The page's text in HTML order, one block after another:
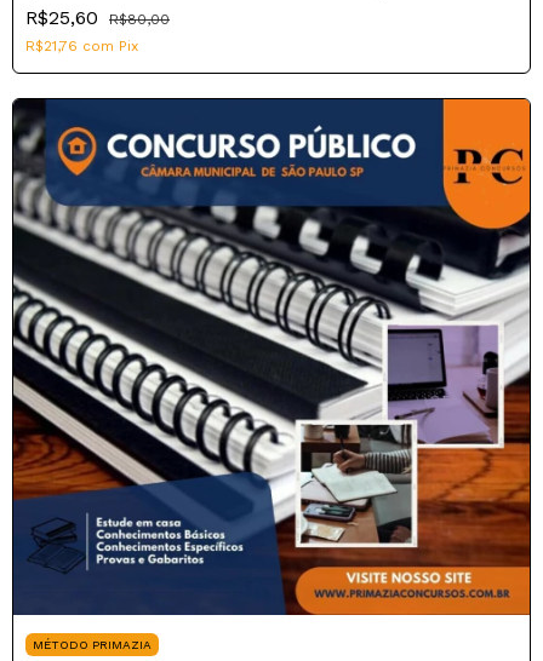
R$25,60
R$80,00
R$21,76 com Pix
MÉTODO PRIMAZIA